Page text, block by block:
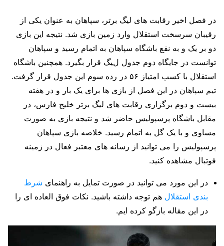
در فصل اخیر رقابت های لیگ برتر، سپاهان به عنوان یکی از
رقیبان سرسخت استقلال وارد زمین بازی شد. نتیجه این بازی
دو بر یک و به نفع باشگاه سپاهان به اتمام رسید و سپاهان
توانست در جایگاه دوم جدول لیگ قرار بگیرد. همچنین باشگاه
استقلال با کسب امتیاز ۵۶ در رده سوم این جدول قرار گرفت.
تیم سپاهان در این فصل از بازی ها برای یک بار و در هفته
بیست و دوم برگزاری رقابت های لیگ برتر خلیج فارس، در
مقابل باشگاه پرسپولیس حاضر شد و نتیجه بازی به صورت
مساوی و با یک گل به اتمام رسید. خلاصه بازی سپاهان
پرسپولیس را می توانید از رسانه های معتبر فعال در زمینه
فوتبال مشاهده کنید.
در این مورد می توانید در صورت تمایل به راهنمای شرط
بندی استقلال هم توجه داشته باشید. نکات فوق العاده ای را
در این مقاله بازگو کرده ایم.